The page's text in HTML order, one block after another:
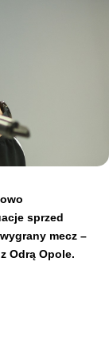
sprzed
mecz –
Odrą Opole.